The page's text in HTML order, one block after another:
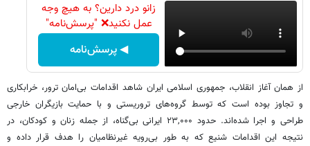
زانو درد دارین؟ به هیچ وجه
عمل نکنید❌ "پرسش‌نامه"
◀ پرسش‌نامه
از همان آغاز انقلاب، جمهوری اسلامی ایران شاهد اقدامات بی‌امان ترور، خرابکاری
و تجاوز بوده است که توسط گروه‌های تروریستی و با حمایت بازیگران خارجی
طراحی و اجرا شده‌اند. حدود ۲۳,۰۰۰ ایرانی بی‌گناه، از جمله زنان و کودکان، در
نتیجه این اقدامات شنیع که به طور بی‌رویه غیرنظامیان را هدف قرار داده و